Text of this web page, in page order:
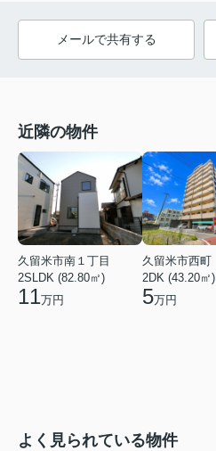
メールで共有する
近隣の物件
久留米市南１丁目
2SLDK (82.80㎡)
11万円
久留米市西町
2DK (43.20㎡)
5万円
よく見られている物件